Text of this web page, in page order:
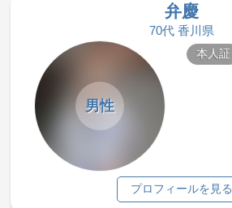
弁慶
70代 香川県
男性
本人証
プロフィールを見る